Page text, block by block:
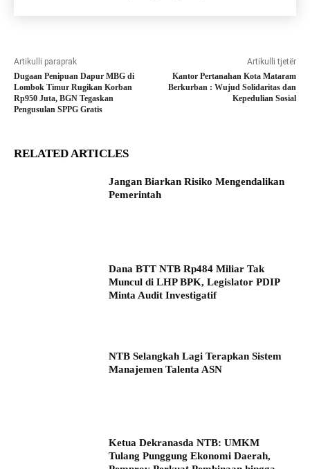
Artikulli paraprak
Dugaan Penipuan Dapur MBG di
Lombok Timur Rugikan Korban
Rp950 Juta, BGN Tegaskan
Pengusulan SPPG Gratis
Artikulli tjetër
Kantor Pertanahan Kota Mataram
Berkurban : Wujud Solidaritas dan
Kepedulian Sosial
RELATED ARTICLES
Jangan Biarkan Risiko Mengendalikan
Pemerintah
Dana BTT NTB Rp484 Miliar Tak
Muncul di LHP BPK, Legislator PDIP
Minta Audit Investigatif
NTB Selangkah Lagi Terapkan Sistem
Manajemen Talenta ASN
Ketua Dekranasda NTB: UMKM
Tulang Punggung Ekonomi Daerah,